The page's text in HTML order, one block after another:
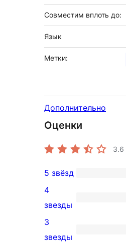
Совместим вплоть до:
Язык
Метки:
Дополнительно
Оценки
3.6
10
5-
звездный
отзыв
5 звёзд
1
4-
звездный
4
звезды
1
3
звезды